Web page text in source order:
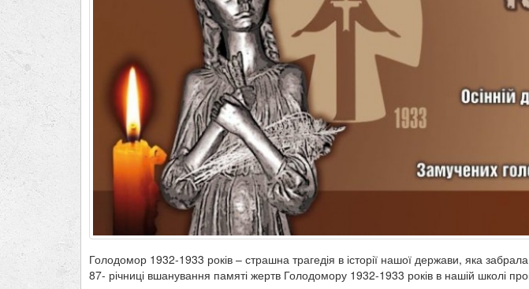
Голодомор 1932-1933 років – страшна трагедія в історії нашої держави, яка
87- річниці вшанування памяті жертв Голодомору 1932-1933 років в нашій школі